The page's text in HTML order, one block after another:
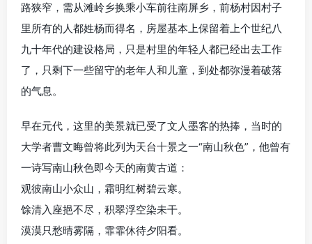
路狭窄，需从滩岭乡换乘小车前往南屏乡，前杨村因村子
里所有的人都姓杨而得名，房屋基本上保留着上个世纪八
九十年代的建设格局，只是村里的年轻人都已经出去工作
了，只剩下一些留守的老年人和儿童，到处都弥漫着破落
的气息。
早在元代，这里的美景就已受了文人墨客的热捧，当时的
大学者曹文晦曾将此列为天台十景之一“南山秋色”，他曾有
一诗写南山秋色即今天的南黄古道：
观彼南山小众山，霜明红树碧云寒。
馀清入座挹不尽，积翠浮空染未干。
漠漠只愁晴雾隔，霏霏休待夕阳看。